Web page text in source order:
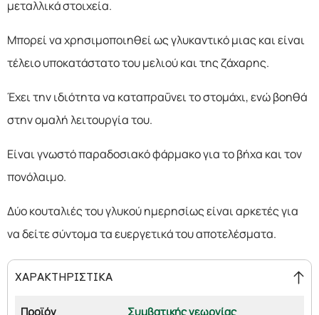
μεταλλικά στοιχεία.
Μπορεί να χρησιμοποιηθεί ως γλυκαντικό μιας και είναι
τέλειο υποκατάστατο του μελιού και της ζάχαρης.
Έχει την ιδιότητα να καταπραΰνει το στομάχι, ενώ βοηθά
στην ομαλή λειτουργία του.
Είναι γνωστό παραδοσιακό φάρμακο για το βήχα και τον
πονόλαιμο.
Δύο κουταλιές του γλυκού ημερησίως είναι αρκετές για
να δείτε σύντομα τα ευεργετικά του αποτελέσματα.
ΧΑΡΑΚΤΗΡΙΣΤΙΚΑ
Προϊόν Συμβατικής γεωργίας